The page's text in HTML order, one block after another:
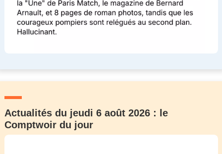
Actualités du jeudi 6 août 2026 : le
Comptwoir du jour